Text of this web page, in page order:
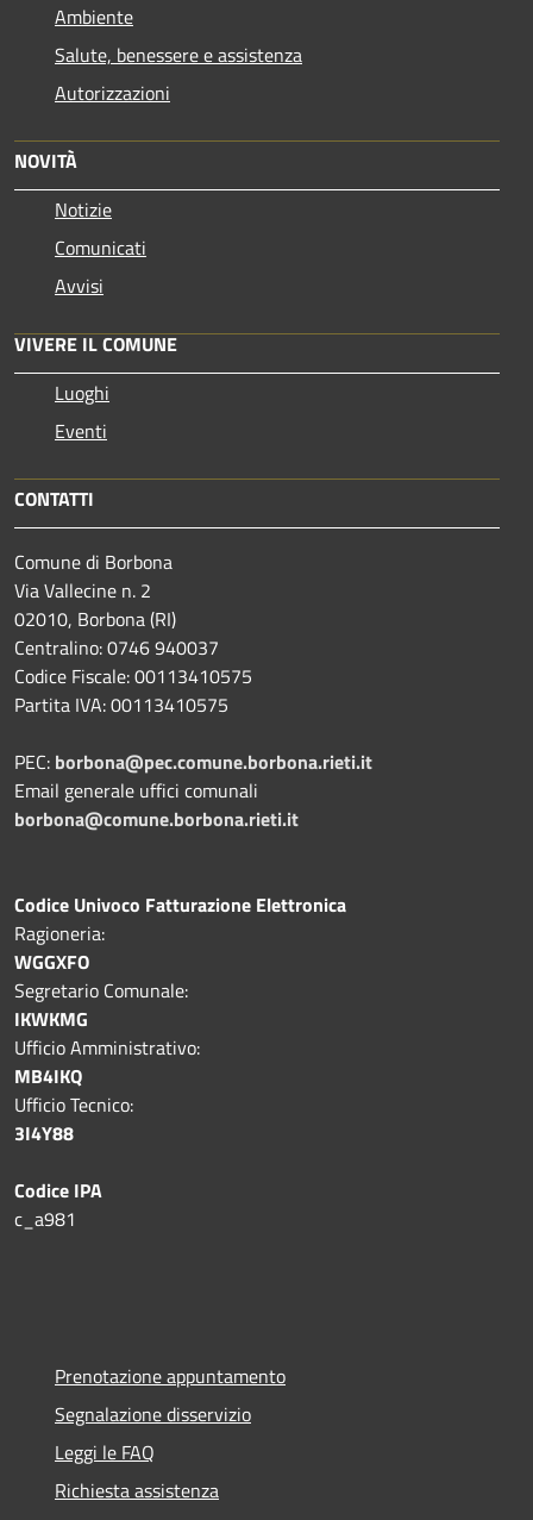
Ambiente
Salute, benessere e assistenza
Autorizzazioni
NOVITÀ
Notizie
Comunicati
Avvisi
VIVERE IL COMUNE
Luoghi
Eventi
CONTATTI
Comune di Borbona
Via Vallecine n. 2
02010, Borbona (RI)
Centralino: 0746 940037
Codice Fiscale: 00113410575
Partita IVA: 00113410575
PEC: borbona@pec.comune.borbona.rieti.it
Email generale uffici comunali
borbona@comune.borbona.rieti.it
Codice Univoco Fatturazione Elettronica
Ragioneria:
WGGXFO
Segretario Comunale:
IKWKMG
Ufficio Amministrativo:
MB4IKQ
Ufficio Tecnico:
3I4Y88
Codice IPA
c_a981
Prenotazione appuntamento
Segnalazione disservizio
Leggi le FAQ
Richiesta assistenza